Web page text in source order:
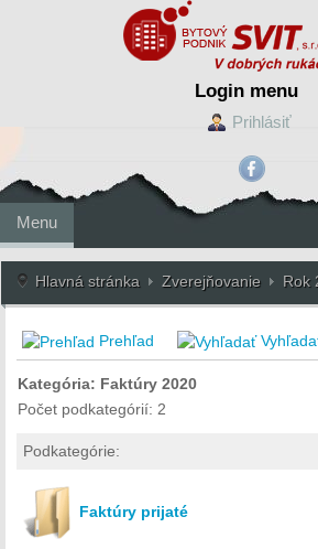
Login menu
Prihlásiť
Menu
Hlavná stránka Zverejňovanie Rok
Prehľad
Kategória: Faktúry 2020
Počet podkategórií: 2
Podkategórie:
Faktúry prijaté